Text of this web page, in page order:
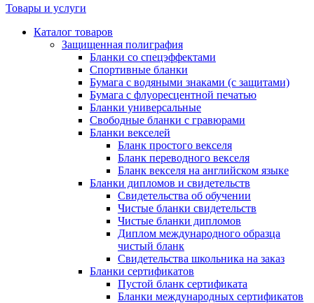
Товары и услуги
Каталог товаров
Защищенная полиграфия
Бланки со спецэффектами
Спортивные бланки
Бумага с водяными знаками (с защитами)
Бумага с флуоресцентной печатью
Бланки универсальные
Свободные бланки с гравюрами
Бланки векселей
Бланк простого векселя
Бланк переводного векселя
Бланк векселя на английском языке
Бланки дипломов и свидетельств
Свидетельства об обучении
Чистые бланки свидетельств
Чистые бланки дипломов
Диплом международного образца
чистый бланк
Свидетельства школьника на заказ
Бланки сертификатов
Пустой бланк сертификата
Бланки международных сертификатов